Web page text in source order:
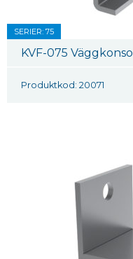
SERIER: 75
KVF-075 Väggkonsol
Produktkod: 20071